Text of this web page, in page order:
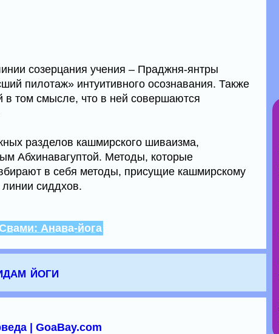
созерцания учения – Праджня-янтры
пилотаж» интуитивного осознавания. Также
в том смысле, что в ней совершаются
разделов кашмирского шиваизма,
Абхинавагуптой. Методы, которые
в себя методы, присущие кашмирскому
сиддхов.
Анава-йога
йоги
| GoaBay.com